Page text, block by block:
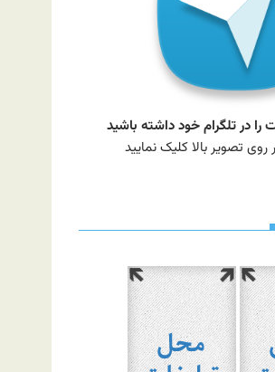
در تلگرام خود داشته باشید
تصویر بالا کلیک نمایید